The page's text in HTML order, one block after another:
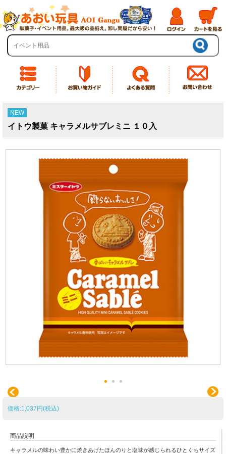
NEW
イトウ製菓 キャラメルサブレミニ １０入
価格:1,037円(税込)
商品説明
キャラメルの味わい豊かに焼きあげたほんのりと塩味が感じられるひとくちサイズ